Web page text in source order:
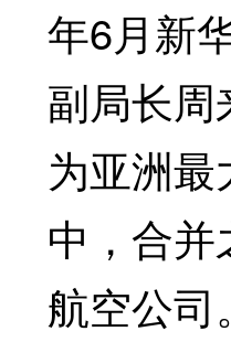
年6月新
副局长
为亚洲
中，合
航空公